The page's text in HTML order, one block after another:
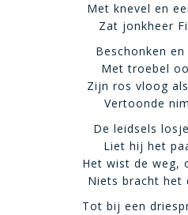
Met knevel en
Zat jonkheer
Beschonken
Met troebel
Zijn ros vloog
Vertoonde
De leidsels
Liet hij het
Het wist de weg,
Niets bracht het
Tot bij een